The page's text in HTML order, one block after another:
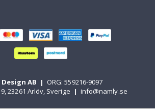
Design AB | ORG: 559216-9097
23261 Arlöv, Sverige | info@namly.se